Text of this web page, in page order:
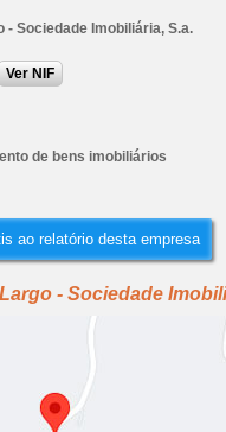
- Sociedade Imobiliária, S.a.
Ver NIF
de bens imobiliários
ao relatório desta empresa
- Sociedade